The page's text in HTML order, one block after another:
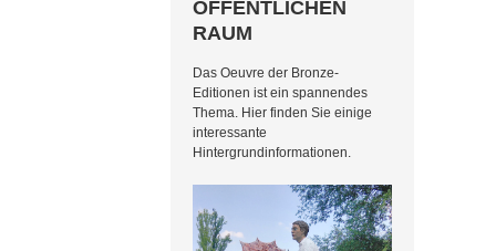
ÖFFENTLICHEN
RAUM
Das Oeuvre der Bronze-
Editionen ist ein spannendes
Thema. Hier finden Sie einige
interessante
Hintergrundinformationen.